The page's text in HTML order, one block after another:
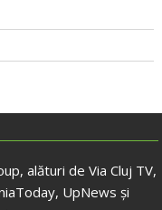
alături de Via Cluj TV,
UpNews și